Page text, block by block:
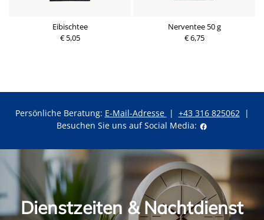
Eibischtee
€ 5,05
Nerventee 50 g
€ 6,75
Persönliche Beratung: E-Mail-Adresse | +43 316 825062|
Besuchen Sie uns auf Social Media:
Dienstzeiten & Nachtdienst